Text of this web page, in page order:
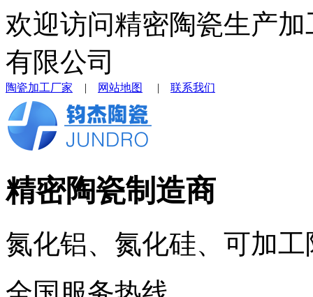
欢迎访问精密陶瓷生产
有限公司
陶瓷加工厂家 | 网站地图 | 联系我们
精密陶瓷制造商
氮化铝、氮化硅、可加